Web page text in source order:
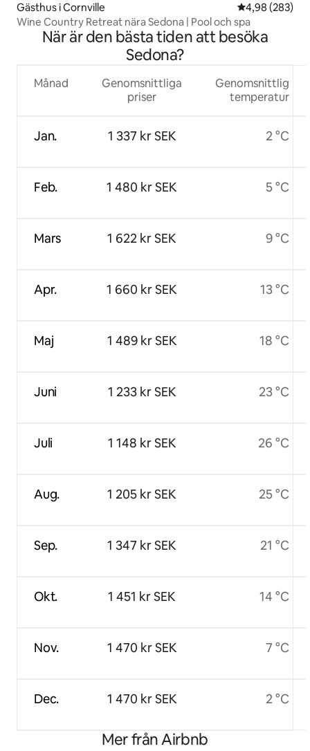
Gästhus i Cornville 4,98 av 5 i
4,98 (283)
Wine Country Retreat nära Sedona | Pool och spa
När är den bästa tiden att besöka
Sedona?
Månad
Jan.
Feb.
Mars
Apr.
Maj
Juni
Juli
Aug.
Sep.
Okt.
Nov.
Dec.
Genomsnittliga
priser
1 337 kr SEK
1 480 kr SEK
1 622 kr SEK
1 660 kr SEK
1 489 kr SEK
1 233 kr SEK
1 148 kr SEK
1 205 kr SEK
1 347 kr SEK
1 451 kr SEK
1 470 kr SEK
1 470 kr SEK
Genomsnittlig
temperatur
2 °C
5 °C
9 °C
13 °C
18 °C
23 °C
26 °C
25 °C
21 °C
14 °C
7 °C
2 °C
Mer från Airbnb